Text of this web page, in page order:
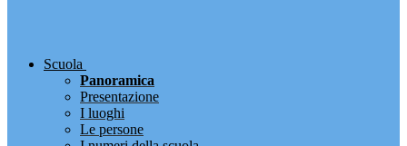
Scuola
Panoramica
Presentazione
I luoghi
Le persone